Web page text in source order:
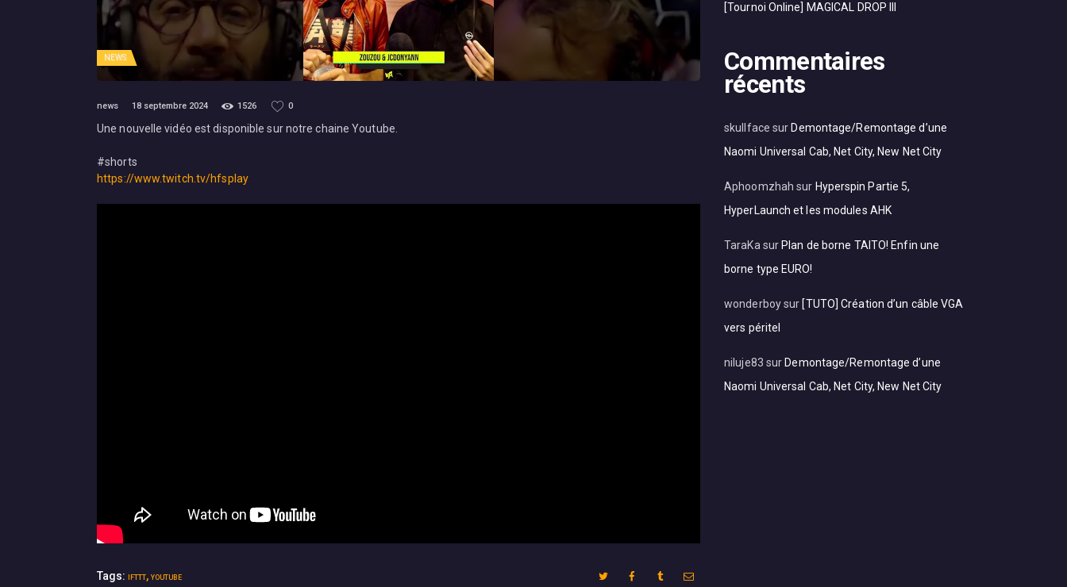
NEWS
news 18 septembre 2024 1526 0
Une nouvelle vidéo est disponible sur notre chaine Youtube.
#shorts
https://www.twitch.tv/hfsplay
Tags: IFTTT, YOUTUBE
[Tournoi Online] MAGICAL DROP III
Commentaires
récents
skullface sur Demontage/Remontage d’une
Naomi Universal Cab, Net City, New Net City
Aphoomzhah sur Hyperspin Partie 5,
HyperLaunch et les modules AHK
TaraKa sur Plan de borne TAITO! Enfin une
borne type EURO!
wonderboysur [TUTO] Création d’un câble VGA
vers péritel
niluje83 sur Demontage/Remontage d’une
Naomi Universal Cab, Net City, New Net City